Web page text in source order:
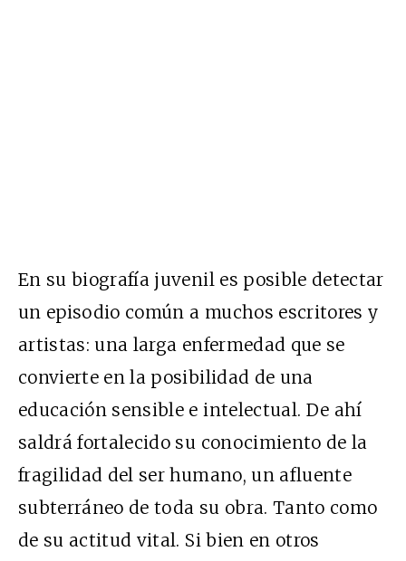
En su biografía juvenil es posible detectar
un episodio común a muchos escritores y
artistas: una larga enfermedad que se
convierte en la posibilidad de una
educación sensible e intelectual. De ahí
saldrá fortalecido su conocimiento de la
fragilidad del ser humano, un afluente
subterráneo de toda su obra. Tanto como
de su actitud vital. Si bien en otros